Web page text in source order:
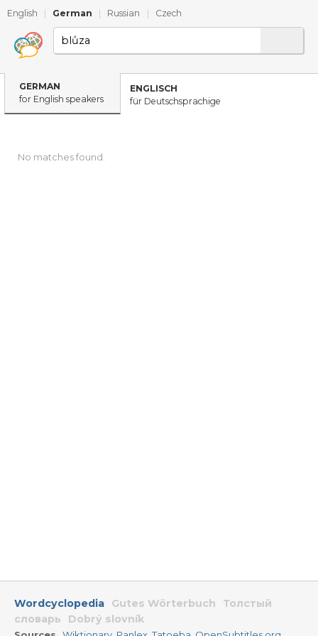
English German Russian Czech
GERMAN
for English speakers
ENGLISCH
für Deutschsprachige
No matches found.
Wordcyclopedia Gutes Wörterbuch
Толстый
словарь
Dobrý slovník